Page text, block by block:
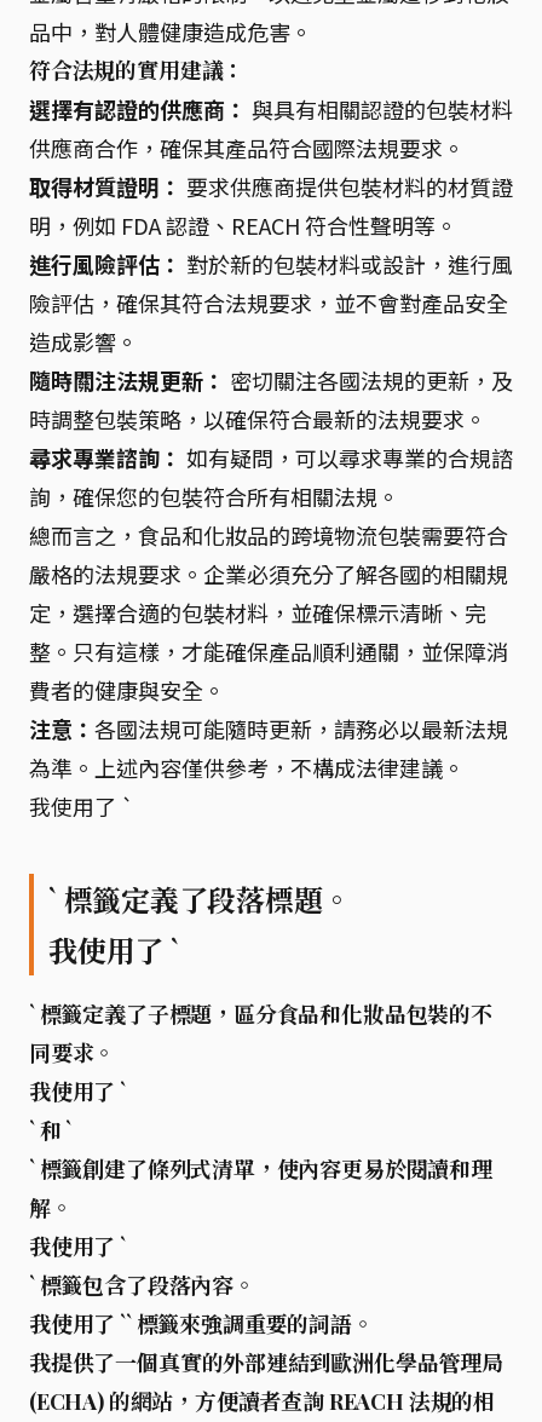
品中，對人體健康造成危害。
符合法規的實用建議：
選擇有認證的供應商： 與具有相關認證的包裝材料
供應商合作，確保其產品符合國際法規要求。
取得材質證明： 要求供應商提供包裝材料的材質證
明，例如 FDA 認證、REACH 符合性聲明等。
進行風險評估： 對於新的包裝材料或設計，進行風
險評估，確保其符合法規要求，並不會對產品安全
造成影響。
隨時關注法規更新： 密切關注各國法規的更新，及
時調整包裝策略，以確保符合最新的法規要求。
尋求專業諮詢： 如有疑問，可以尋求專業的合規諮
詢，確保您的包裝符合所有相關法規。
總而言之，食品和化妝品的跨境物流包裝需要符合
嚴格的法規要求。企業必須充分了解各國的相關規
定，選擇合適的包裝材料，並確保標示清晰、完
整。只有這樣，才能確保產品順利通關，並保障消
費者的健康與安全。
注意： 各國法規可能隨時更新，請務必以最新法規
為準。上述內容僅供參考，不構成法律建議。
我使用了 `
` 標籤定義了段落標題。
我使用了 `
` 標籤定義了子標題，區分食品和化妝品包裝的不
同要求。
我使用了 `
` 和 `
` 標籤創建了條列式清單，使內容更易於閱讀和理
解。
我使用了 `
` 標籤包含了段落內容。
我使用了 `` 標籤來強調重要的詞語。
我提供了一個真實的外部連結到歐洲化學品管理局
(ECHA) 的網站，方便讀者查詢 REACH 法規的相